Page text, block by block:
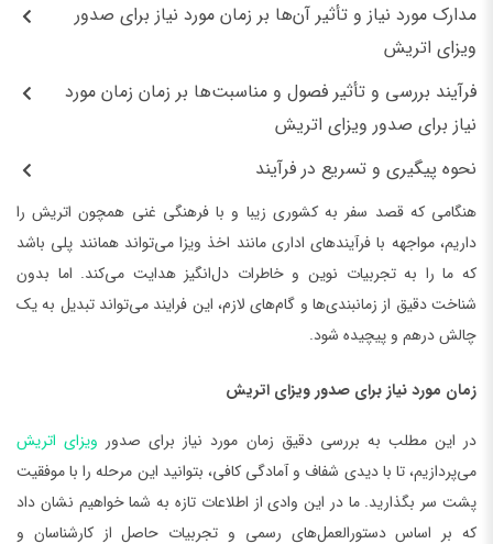
مدارک مورد نیاز و تأثیر آن‌ها بر زمان مورد نیاز برای صدور
ویزای اتریش
فرآیند بررسی و تأثیر فصول و مناسبت‌ها بر زمان زمان مورد
نیاز برای صدور ویزای اتریش
نحوه پیگیری و تسریع در فرآیند
هنگامی که قصد سفر به کشوری زیبا و با فرهنگی غنی همچون اتریش را
داریم، مواجهه با فرآیندهای اداری مانند اخذ ویزا می‌تواند همانند پلی باشد
که ما را به تجربیات نوین و خاطرات دل‌انگیز هدایت می‌کند. اما بدون
شناخت دقیق از زمانبندی‌ها و گام‌های لازم، این فرایند می‌تواند تبدیل به یک
چالش درهم و پیچیده شود.
زمان مورد نیاز برای صدور ویزای اتریش
در این مطلب به بررسی دقیق زمان مورد نیاز برای صدور ویزای اتریش
می‌پردازیم، تا با دیدی شفاف و آمادگی کافی، بتوانید این مرحله را با موفقیت
پشت سر بگذارید. ما در این وادی از اطلاعات تازه به شما خواهیم نشان داد
که بر اساس دستورالعمل‌های رسمی و تجربیات حاصل از کارشناسان و